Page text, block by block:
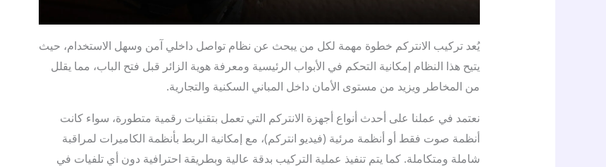
يُعد تركيب الانتركم خطوة مهمة لكل من يبحث عن نظام تواصل داخلي آمن وسهل الاستخدام، حيث
يتيح هذا النظام إمكانية التحكم في الأبواب الرئيسية ومعرفة هوية الزائر قبل فتح الباب، مما يقلل
من المخاطر ويزيد من مستوى الأمان داخل المباني السكنية والتجارية.
نعتمد في عملنا على أحدث أنواع أجهزة الانتركم التي تعمل بتقنيات رقمية متطورة، سواء كانت
أنظمة صوت فقط أو أنظمة مرئية (فيديو انتركم)، مع إمكانية الربط بأنظمة الكاميرات لمراقبة
شاملة ومتكاملة. كما يتم تنفيذ عملية التركيب بدقة عالية وبطريقة احترافية دون أي تلفيات في